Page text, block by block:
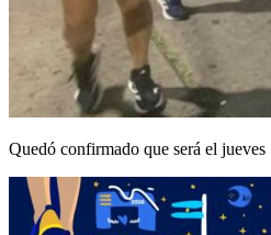
Quedó confirmado que será el